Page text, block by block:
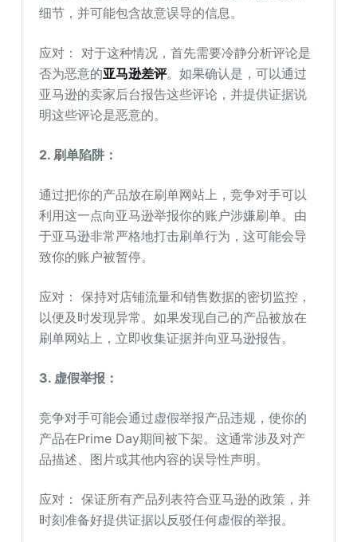
细节，并可能包含故意误导的信息。
应对： 对于这种情况，首先需要冷静分析评论是
否为恶意的亚马逊差评。如果确认是，可以通过
亚马逊的卖家后台报告这些评论，并提供证据说
明这些评论是恶意的。
2. 刷单陷阱：
通过把你的产品放在刷单网站上，竞争对手可以
利用这一点向亚马逊举报你的账户涉嫌刷单。由
于亚马逊非常严格地打击刷单行为，这可能会导
致你的账户被暂停。
应对： 保持对店铺流量和销售数据的密切监控，
以便及时发现异常。如果发现自己的产品被放在
刷单网站上，立即收集证据并向亚马逊报告。
3. 虚假举报：
竞争对手可能会通过虚假举报产品违规，使你的
产品在Prime Day期间被下架。这通常涉及对产
品描述、图片或其他内容的误导性声明。
应对： 保证所有产品列表符合亚马逊的政策，并
时刻准备好提供证据以反驳任何虚假的举报。